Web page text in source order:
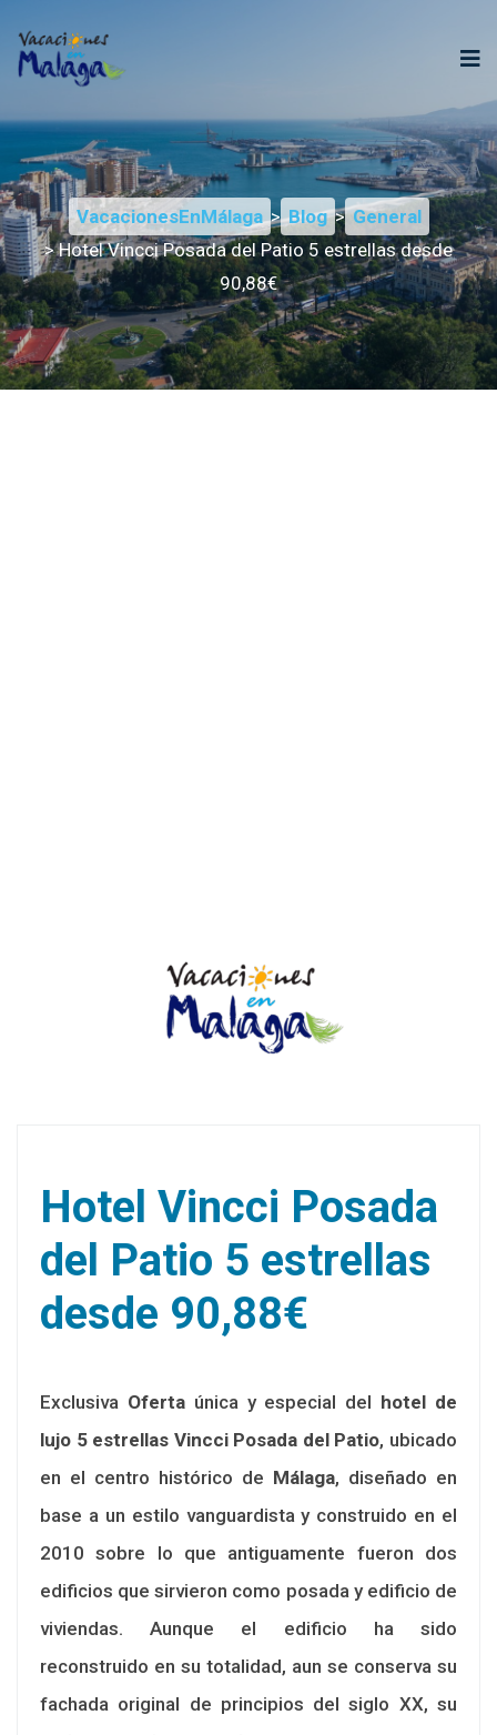
VacacionesEnMálaga > Blog > General
> Hotel Vincci Posada del Patio 5 estrellas desde
90,88€
Hotel Vincci Posada
del Patio 5 estrellas
desde 90,88€
Exclusiva Ofertaúnica y especial del hotel de
lujo 5 estrellas Vincci Posada del Patio, ubicado
en el centro histórico de Málaga, diseñado en
base a un estilo vanguardista y construido en el
2010 sobre lo que antiguamente fueron dos
edificios que sirvieron como posada y edificio de
viviendas. Aunque el edificio ha sido
reconstruido en su totalidad, aun se conserva su
fachada original de principios del siglo XX, su